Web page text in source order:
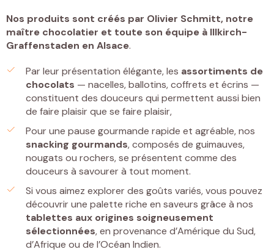
Nos produits sont créés par Olivier Schmitt, notre
maître chocolatier et toute son équipe à Illkirch-
Graffenstaden en Alsace.
Par leur présentation élégante, les assortiments de
chocolats — nacelles, ballotins, coffrets et écrins —
constituent des douceurs qui permettent aussi bien
de faire plaisir que se faire plaisir,
Pour une pause gourmande rapide et agréable, nos
snacking gourmands, composés de guimauves,
nougats ou rochers, se présentent comme des
douceurs à savourer à tout moment.
Si vous aimez explorer des goûts variés, vous pouvez
découvrir une palette riche en saveurs grâce à nos
tablettes aux origines soigneusement
sélectionnées, en provenance d’Amérique du Sud,
d’Afrique ou de l’Océan Indien.